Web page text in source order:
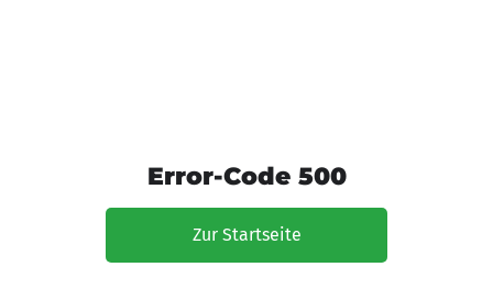
Error-Code 500
Zur Startseite